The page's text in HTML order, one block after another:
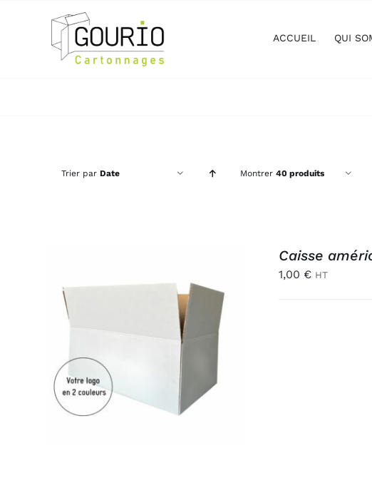
ACCUEIL QUI
Trier par Date Montrer 40 produits
AJOUTER AU PANIER
Caisse
1,00 € HT